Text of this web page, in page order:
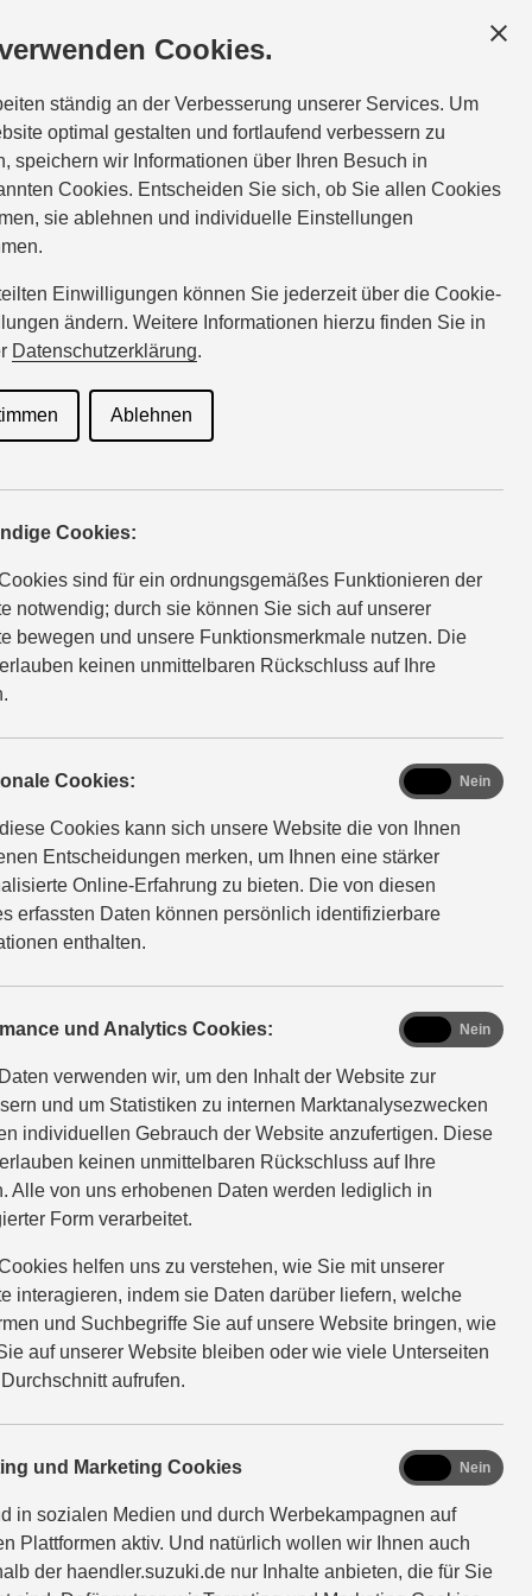
Cookies.
ständig an der Verbesserung unserer Services. Um
optimal gestalten und fortlaufend verbessern zu
speichern wir Informationen über Ihren Besuch in
Cookies. Entscheiden Sie sich, ob Sie allen Cookies
sie ablehnen und individuelle Einstellungen
Einwilligungen können Sie jederzeit über die Cookie-
ändern. Weitere Informationen hierzu finden Sie in
Datenschutzerklärung.
Ablehnen
Cookies:
sind für ein ordnungsgemäßes Funktionieren der
notwendig; durch sie können Sie sich auf unserer
bewegen und unsere Funktionsmerkmale nutzen. Die
keinen unmittelbaren Rückschluss auf Ihre
Cookies:
Cookies kann sich unsere Website die von Ihnen
Entscheidungen merken, um Ihnen eine stärker
Online-Erfahrung zu bieten. Die von diesen
erfassten Daten können persönlich identifizierbare
enthalten.
functional
Nein
und Analytics Cookies:
verwenden wir, um den Inhalt der Website zur
und um Statistiken zu internen Marktanalysezwecken
individuellen Gebrauch der Website anzufertigen. Diese
keinen unmittelbaren Rückschluss auf Ihre
Alle von uns erhobenen Daten werden lediglich in
Form verarbeitet.
helfen uns zu verstehen, wie Sie mit unserer
interagieren, indem sie Daten darüber liefern, welche
und Suchbegriffe Sie auf unsere Website bringen, wie
auf unserer Website bleiben oder wie viele Unterseiten
aufrufen.
analyticsNein
und Marketing Cookies
in sozialen Medien und durch Werbekampagnen auf
Plattformen aktiv. Und natürlich wollen wir Ihnen auch
der haendler.suzuki.de nur Inhalte anbieten, die für Sie
marketing
Nein
binder@suzuki-handel.de
Winter-
Originalteilen bleibt Ihr Suzuki zu 100 % Suzuki. Das
aus: Denn die hohe Qualität erhält auch den Wert Ihres
empfehlen wir saisonale Bereifung mit Suzuki
So sind Sie von Oktober bis Ostern